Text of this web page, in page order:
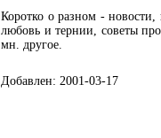
Коротко о разном -
любовь и тернии, советы
мн. другое.
Добавлен: 2001-03-17